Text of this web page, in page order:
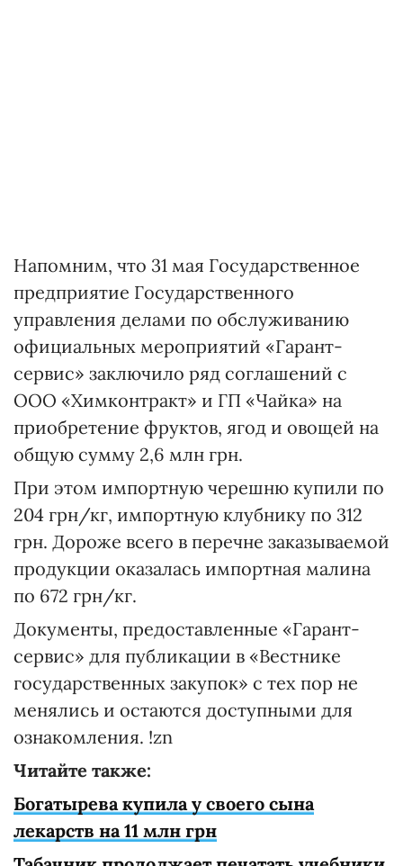
Напомним, что 31 мая Государственное
предприятие Государственного
управления делами по обслуживанию
официальных мероприятий «Гарант-
сервис» заключило ряд соглашений с
ООО «Химконтракт» и ГП «Чайка» на
приобретение фруктов, ягод и овощей на
общую сумму 2,6 млн грн.
При этом импортную черешню купили по
204 грн/кг, импортную клубнику по 312
грн. Дороже всего в перечне заказываемой
продукции оказалась импортная малина
по 672 грн/кг.
Документы, предоставленные «Гарант-
сервис» для публикации в «Вестнике
государственных закупок» с тех пор не
менялись и остаются доступными для
ознакомления. !zn
Читайте также:
Богатырева купила у своего сына
лекарств на 11 млн грн